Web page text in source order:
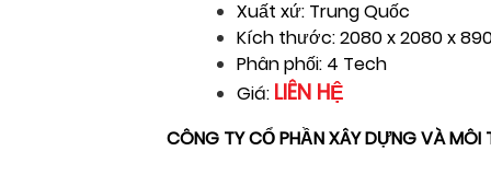
Xuất xứ: Trung Quốc
Kích thước: 2080 x 2080 x
Phân phối: 4 Tech
Giá: LIÊN HỆ
CÔNG TY CỔ PHẦN XÂY DỰNG VÀ MÔI